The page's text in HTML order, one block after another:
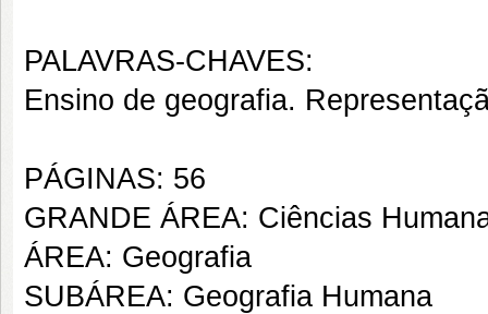
PALAVRAS-CHAVES:
Ensino de geografia.
PÁGINAS: 56
GRANDE ÁREA: Ciências
ÁREA: Geografia
SUBÁREA: Geografia Humana